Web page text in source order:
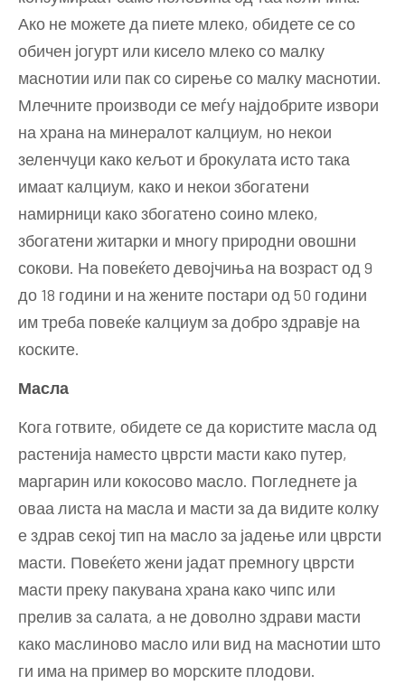
Ако не можете да пиете млеко, обидете се со
обичен јогурт или кисело млеко со малку
маснотии или пак со сирење со малку маснотии.
Млечните производи се меѓу најдобрите извори
на храна на минералот калциум, но некои
зеленчуци како кељот и брокулата исто така
имаат калциум, како и некои збогатени
намирници како збогатено соино млеко,
збогатени житарки и многу природни овошни
сокови. На повеќето девојчиња на возраст од 9
до 18 години и на жените постари од 50 години
им треба повеќе калциум за добро здравје на
коските.
Масла
Кога готвите, обидете се да користите масла од
растенија наместо цврсти масти како путер,
маргарин или кокосово масло. Погледнете ја
оваа листа на масла и масти за да видите колку
е здрав секој тип на масло за јадење или цврсти
масти. Повеќето жени јадат премногу цврсти
масти преку пакувана храна како чипс или
прелив за салата, а не доволно здрави масти
како маслиново масло или вид на маснотии што
ги има на пример во морските плодови.